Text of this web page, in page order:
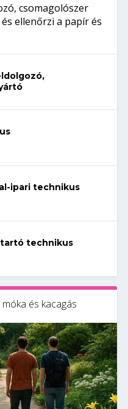
csomagolószer
ellenőrzi a papír és
ipari technikus
technikus
és kacagás